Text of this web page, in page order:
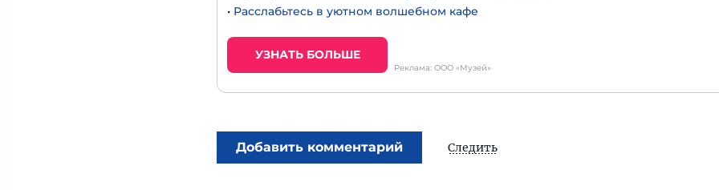
• Расслабьтесь в уютном волшебном кафе
УЗНАТЬ БОЛЬШЕ
Реклама: ООО «Музей»
Добавить комментарий Следить